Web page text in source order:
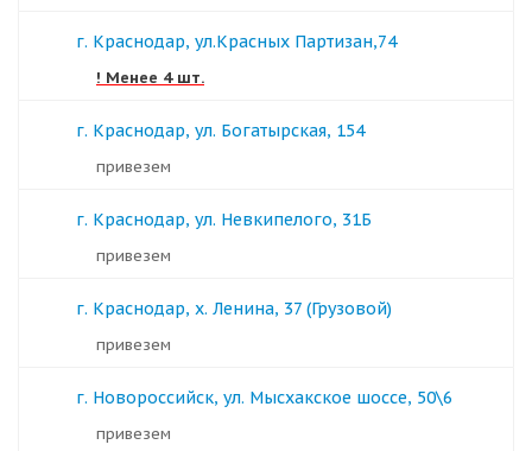
г. Краснодар, ул.Красных Партизан,74
! Менее 4 шт.
г. Краснодар, ул. Богатырская, 154
Привезем
г. Краснодар, ул. Невкипелого, 31Б
Привезем
г. Краснодар, х. Ленина, 37 (Грузовой)
Привезем
г. Новороссийск, ул. Мысхакское шоссе, 50\6
Привезем